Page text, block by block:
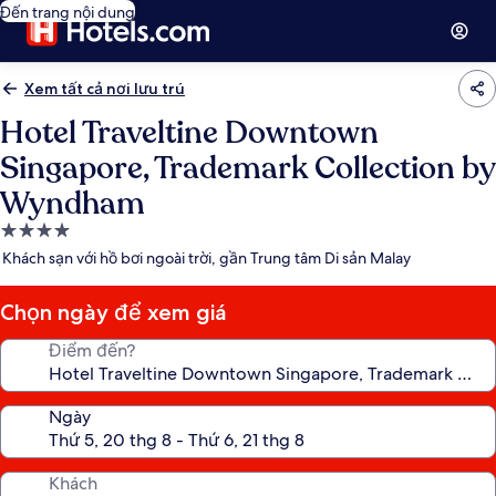
Đến trang nội dung
Xem tất cả nơi lưu trú
Hotel Traveltine Downtown
Singapore, Trademark Collection by
Wyndham
Nơi
lưu
4.0
sao
Khách sạn với hồ bơi ngoài trời, gần Trung tâm Di sản Malay
Chọn ngày để xem giá
Điểm đến?
Ngày
Khách